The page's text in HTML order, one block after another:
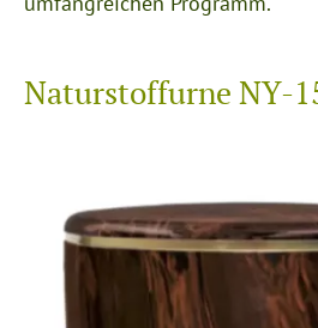
Naturstoffurne NY-